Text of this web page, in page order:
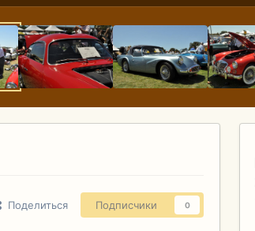
Поделиться Подписчики 0